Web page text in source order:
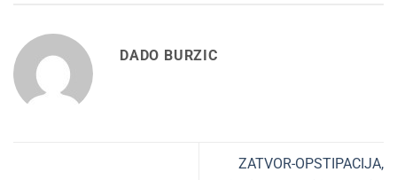
DADO BURZIC
ZATVOR-OPSTIPACIJA,